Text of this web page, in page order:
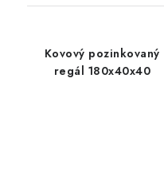
Kovový pozinkovaný
regál 180x40x40